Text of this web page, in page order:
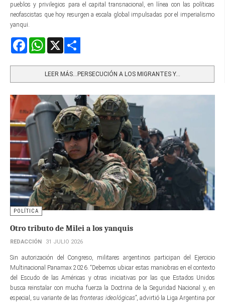
pueblos y privilegios para el capital transnacional, en línea con las políticas
neofascistas que hoy resurgen a escala global impulsadas por el imperialismo
yanqui.
FacebookWhatsApp
LEER MÁS…PERSECUCIÓN A LOS MIGRANTES Y...
POLÍTICA
Otro tributo de Milei a los yanquis
REDACCIÓN 31 JULIO 2026
Sin autorización del Congreso, militares argentinos participan del Ejercicio
Multinacional Panamax 2026. “Debemos ubicar estas maniobras en el contexto
del Escudo de las Américas y otras iniciativas por las que Estados Unidos
busca reinstalar con mucha fuerza la Doctrina de la Seguridad Nacional y, en
especial, su variante de lasfronteras ideológicas”, advirtió la Liga Argentina por